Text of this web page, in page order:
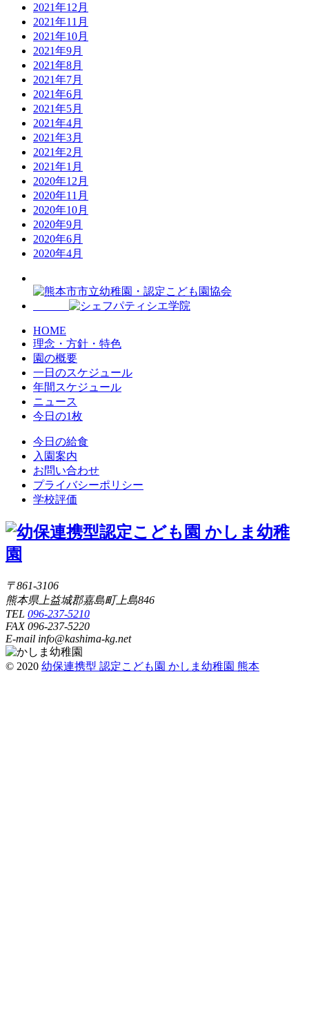
2021年12月
2021年11月
2021年10月
2021年9月
2021年8月
2021年7月
2021年6月
2021年5月
2021年4月
2021年3月
2021年2月
2021年1月
2020年12月
2020年11月
2020年10月
2020年9月
2020年6月
2020年4月
HOME
理念・方針・特色
園の概要
一日のスケジュール
年間スケジュール
ニュース
今日の1枚
今日の給食
入園案内
お問い合わせ
プライバシーポリシー
学校評価
〒861-3106
熊本県上益城郡嘉島町上島846
TEL 096-237-5210
FAX 096-237-5220
E-mail info@kashima-kg.net
© 2020 幼保連携型 認定こども園 かしま幼稚園 熊本